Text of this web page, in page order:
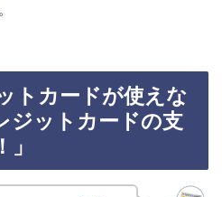
トカードが使えな
ジットカードの支